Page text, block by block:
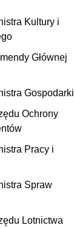
Kultury i
Głównej
Gospodarki
Ochrony
Pracy i
Spraw
Lotnictwa